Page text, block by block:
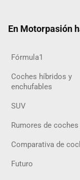
En Motorpasión
Fórmula1
Coches híbridos y
enchufables
SUV
Rumores de coches
Comparativa de
Futuro